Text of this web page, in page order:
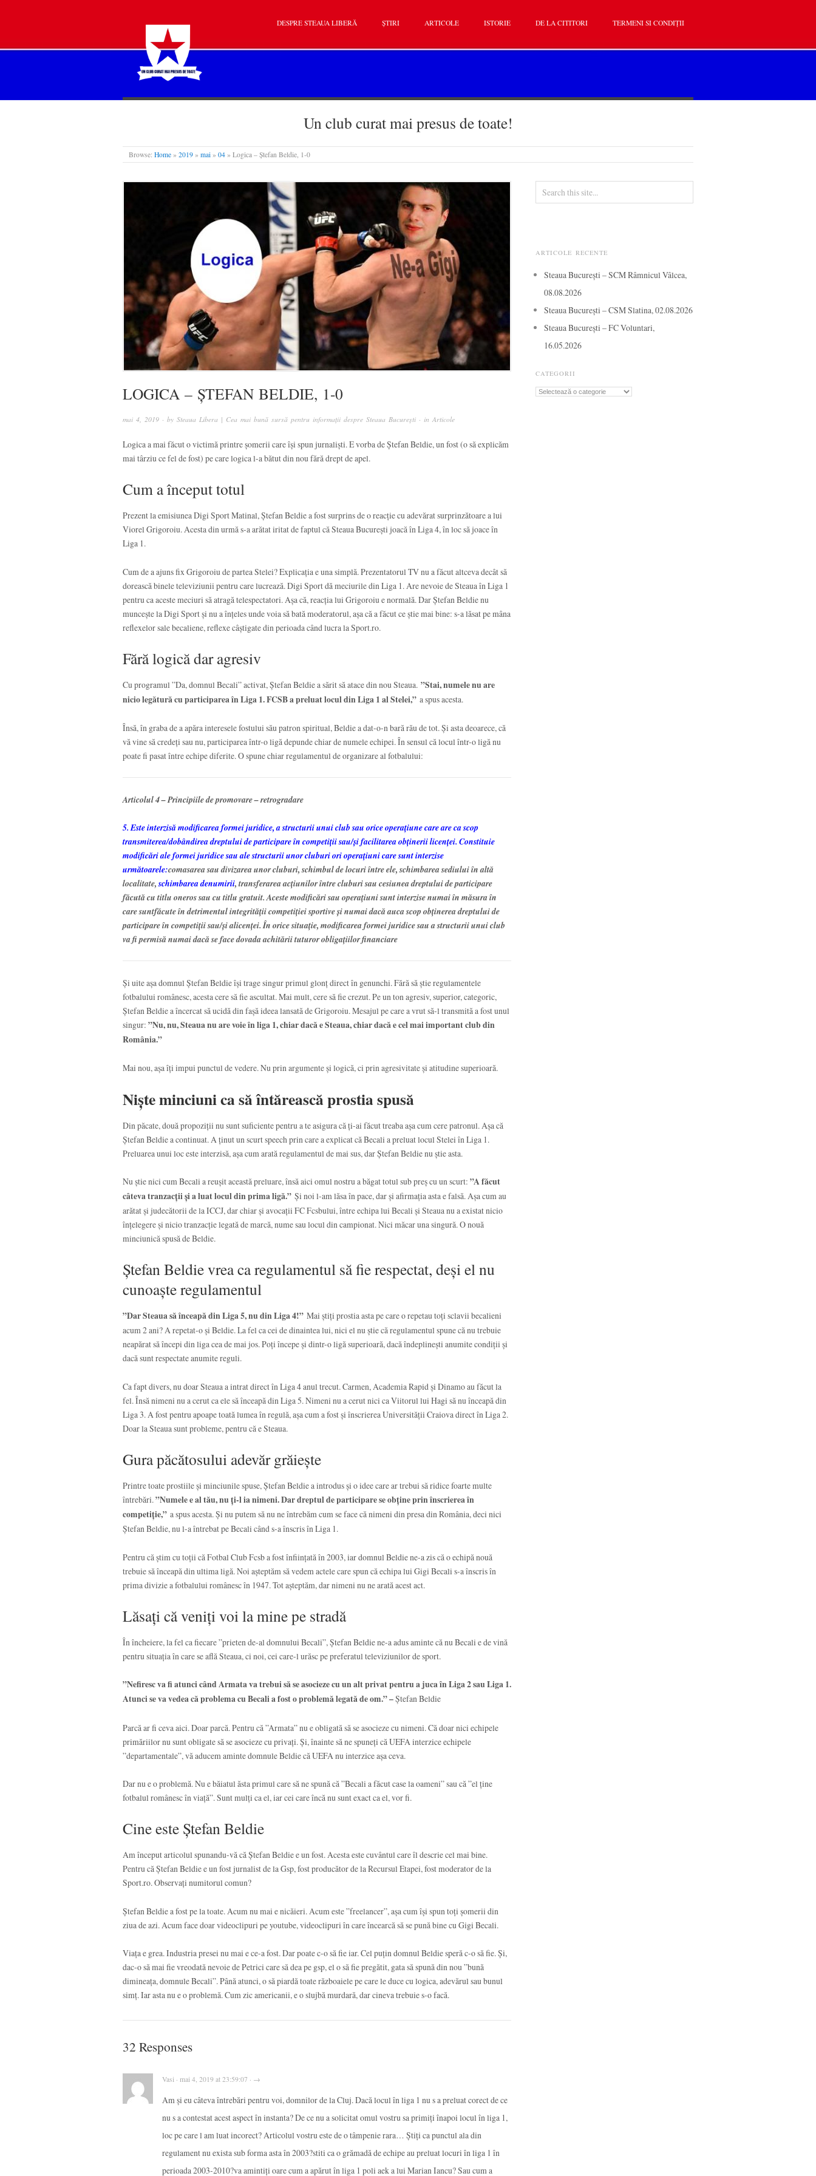
STEAUA LIBERĂ
DESPRE STEAUA LIBERĂ ȘTIRI ARTICOLE ISTORIE DE LA CITITORI TERMENI SI CONDIȚII
Un club curat mai presus de toate!
Browse: Home » 2019 » mai » 04 » Logica – Ștefan Beldie, 1-0
LOGICA – ȘTEFAN BELDIE, 1-0
mai 4, 2019 · by Steaua Libera | Cea mai bună sursă pentru informații despre Steaua București · in Articole
Logica a mai făcut o victimă printre șomerii care își spun jurnaliști. E vorba de Ștefan Beldie, un fost (o să explicăm
mai târziu ce fel de fost) pe care logica l-a bătut din nou fără drept de apel.
Cum a început totul
Prezent la emisiunea Digi Sport Matinal, Ștefan Beldie a fost surprins de o reacție cu adevărat surprinzătoare a lui
Viorel Grigoroiu. Acesta din urmă s-a arătat iritat de faptul că Steaua București joacă în Liga 4, în loc să joace în
Liga 1.
Cum de a ajuns fix Grigoroiu de partea Stelei? Explicația e una simplă. Prezentatorul TV nu a făcut altceva decât să
dorească binele televiziunii pentru care lucrează. Digi Sport dă meciurile din Liga 1. Are nevoie de Steaua în Liga 1
pentru ca aceste meciuri să atragă telespectatori. Așa că, reacția lui Grigoroiu e normală. Dar Ștefan Beldie nu
muncește la Digi Sport și nu a înțeles unde voia să bată moderatorul, așa că a făcut ce știe mai bine: s-a lăsat pe mâna
reflexelor sale becaliene, reflexe câștigate din perioada când lucra la Sport.ro.
Fără logică dar agresiv
Cu programul ”Da, domnul Becali” activat, Ștefan Beldie a sărit să atace din nou Steaua. ”Stai, numele nu are
nicio legătură cu participarea în Liga 1. FCSB a preluat locul din Liga 1 al Stelei,” a spus acesta.
Însă, în graba de a apăra interesele fostului său patron spiritual, Beldie a dat-o-n bară rău de tot. Și asta deoarece, că
vă vine să credeți sau nu, participarea într-o ligă depunde chiar de numele echipei. În sensul că locul într-o ligă nu
poate fi pasat între echipe diferite. O spune chiar regulamentul de organizare al fotbalului:
Articolul 4 – Principiile de promovare – retrogradare
5. Este interzisă modificarea formei juridice, a structurii unui club sau orice operaţiune care are ca scop
transmiterea/dobândirea dreptului de participare în competiţii sau/şi facilitarea obţinerii licenţei. Constituie
modificări ale formei juridice sau ale structurii unor cluburi ori operaţiuni care sunt interzise
următoarele:comasarea sau divizarea unor cluburi, schimbul de locuri între ele, schimbarea sediului în altă
localitate,schimbarea denumirii, transferarea acţiunilor între cluburi sau cesiunea dreptului de participare
făcută cu titlu oneros sau cu titlu gratuit. Aceste modificări sau operaţiuni sunt interzise numai în măsura în
care suntfăcute în detrimentul integrităţii competiţiei sportive şi numai dacă auca scop obţinerea dreptului de
participare în competiţii sau/şi alicenţei. În orice situaţie, modificarea formei juridice sau a structurii unui club
va fi permisă numai dacă se face dovada achitării tuturor obligaţiilor financiare
Și uite așa domnul Ștefan Beldie își trage singur primul glonț direct în genunchi. Fără să știe regulamentele
fotbalului românesc, acesta cere să fie ascultat. Mai mult, cere să fie crezut. Pe un ton agresiv, superior, categoric,
Ștefan Beldie a încercat să ucidă din fașă ideea lansată de Grigoroiu. Mesajul pe care a vrut să-l transmită a fost unul
singur: ”Nu, nu, Steaua nu are voie în liga 1, chiar dacă e Steaua, chiar dacă e cel mai important club din
România.”
Mai nou, așa îți impui punctul de vedere. Nu prin argumente și logică, ci prin agresivitate și atitudine superioară.
Niște minciuni ca să întărească prostia spusă
Din păcate, două propoziții nu sunt suficiente pentru a te asigura că ți-ai făcut treaba așa cum cere patronul. Așa că
Ștefan Beldie a continuat. A ținut un scurt speech prin care a explicat că Becali a preluat locul Stelei în Liga 1.
Preluarea unui loc este interzisă, așa cum arată regulamentul de mai sus, dar Ștefan Beldie nu știe asta.
Nu știe nici cum Becali a reușit această preluare, însă aici omul nostru a băgat totul sub preș cu un scurt: ”A făcut
câteva tranzacții și a luat locul din prima ligă.” Și noi l-am lăsa în pace, dar și afirmația asta e falsă. Așa cum au
arătat și judecătorii de la ICCJ, dar chiar și avocații FC Fcsbului, între echipa lui Becali și Steaua nu a existat nicio
înțelegere și nicio tranzacție legată de marcă, nume sau locul din campionat. Nici măcar una singură. O nouă
minciunică spusă de Beldie.
Ștefan Beldie vrea ca regulamentul să fie respectat, deși el nu
cunoaște regulamentul
”Dar Steaua să înceapă din Liga 5, nu din Liga 4!” Mai știți prostia asta pe care o repetau toți sclavii becalieni
acum 2 ani? A repetat-o și Beldie. La fel ca cei de dinaintea lui, nici el nu știe că regulamentul spune că nu trebuie
neapărat să începi din liga cea de mai jos. Poți începe și dintr-o ligă superioară, dacă îndeplinești anumite condiții și
dacă sunt respectate anumite reguli.
Ca fapt divers, nu doar Steaua a intrat direct în Liga 4 anul trecut. Carmen, Academia Rapid și Dinamo au făcut la
fel. Însă nimeni nu a cerut ca ele să înceapă din Liga 5. Nimeni nu a cerut nici ca Viitorul lui Hagi să nu înceapă din
Liga 3. A fost pentru apoape toată lumea în regulă, așa cum a fost și înscrierea Universității Craiova direct în Liga 2.
Doar la Steaua sunt probleme, pentru că e Steaua.
Gura păcătosului adevăr grăiește
Printre toate prostiile și minciunile spuse, Ștefan Beldie a introdus și o idee care ar trebui să ridice foarte multe
întrebări.”Numele e al tău, nu ți-l ia nimeni. Dar dreptul de participare se obține prin înscrierea în
competiție,” a spus acesta. Și nu putem să nu ne întrebăm cum se face că nimeni din presa din România, deci nici
Ștefan Beldie, nu l-a întrebat pe Becali când s-a înscris în Liga 1.
Pentru că știm cu toții că Fotbal Club Fcsb a fost înființată în 2003, iar domnul Beldie ne-a zis că o echipă nouă
trebuie să înceapă din ultima ligă. Noi așteptăm să vedem actele care spun că echipa lui Gigi Becali s-a înscris în
prima divizie a fotbalului românesc în 1947. Tot așteptăm, dar nimeni nu ne arată acest act.
Lăsați că veniți voi la mine pe stradă
În încheiere, la fel ca fiecare ”prieten de-al domnului Becali”, Ștefan Beldie ne-a adus aminte că nu Becali e de vină
pentru situația în care se află Steaua, ci noi, cei care-l urăsc pe preferatul televiziunilor de sport.
”Nefiresc va fi atunci când Armata va trebui să se asocieze cu un alt privat pentru a juca în Liga 2 sau Liga 1.
Atunci se va vedea că problema cu Becali a fost o problemă legată de om.” –Ștefan Beldie
Parcă ar fi ceva aici. Doar parcă. Pentru că ”Armata” nu e obligată să se asocieze cu nimeni. Că doar nici echipele
primăriilor nu sunt obligate să se asocieze cu privați. Și, înainte să ne spuneți că UEFA interzice echipele
”departamentale”, vă aducem aminte domnule Beldie că UEFA nu interzice așa ceva.
Dar nu e o problemă. Nu e băiatul ăsta primul care să ne spună că ”Becali a făcut case la oameni” sau că ”el ține
fotbalul românesc în viață”. Sunt mulți ca el, iar cei care încă nu sunt exact ca el, vor fi.
Cine este Ștefan Beldie
Am început articolul spunandu-vă că Ștefan Beldie e un fost. Acesta este cuvântul care îl descrie cel mai bine.
Pentru că Ștefan Beldie e un fost jurnalist de la Gsp, fost producător de la Recursul Etapei, fost moderator de la
Sport.ro. Observați numitorul comun?
Ștefan Beldie a fost pe la toate. Acum nu mai e nicăieri. Acum este ”freelancer”, așa cum își spun toți șomerii din
ziua de azi. Acum face doar videoclipuri pe youtube, videoclipuri în care încearcă să se pună bine cu Gigi Becali.
Viața e grea. Industria presei nu mai e ce-a fost. Dar poate c-o să fie iar. Cel puțin domnul Beldie speră c-o să fie. Și,
dac-o să mai fie vreodată nevoie de Petrici care să dea pe gsp, el o să fie pregătit, gata să spună din nou ”bună
dimineața, domnule Becali”. Până atunci, o să piardă toate războaiele pe care le duce cu logica, adevărul sau bunul
simț. Iar asta nu e o problemă. Cum zic americanii, e o slujbă murdară, dar cineva trebuie s-o facă.
32 Responses
Vasi · mai 4, 2019 at 23:59:07 · →
Am și eu câteva întrebări pentru voi, domnilor de la Cluj. Dacă locul în liga 1 nu s a preluat corect de ce
nu s a contestat acest aspect în instanta? De ce nu a solicitat omul vostru sa primiți înapoi locul în liga 1,
loc pe care l am luat incorect? Articolul vostru este de o tâmpenie rara… Știți ca punctul ala din
regulament nu exista sub forma asta în 2003?stiti ca o grămadă de echipe au preluat locuri în liga 1 în
perioada 2003-2010?va amintiți oare cum a apărut în liga 1 poli aek a lui Marian Iancu? Sau cum a
ARTICOLE RECENTE
Steaua București – SCM Râmnicul Vâlcea,
08.08.2026
Steaua București – CSM Slatina, 02.08.2026
Steaua București – FC Voluntari,
16.05.2026
CATEGORII
Categorii